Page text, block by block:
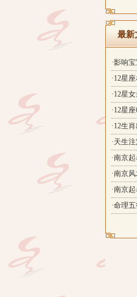
最新
·影响
·12星
·12星
·12星
·12生
·天生
·南京
·南京
·南京
·命理